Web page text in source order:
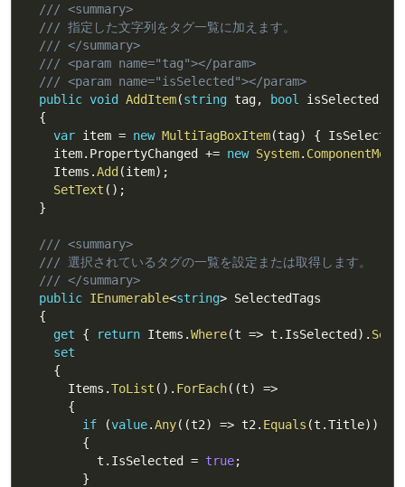
/// <summary>
/// 指定した文字列をタグ一覧に加えます。
/// </summary>
/// <param name="tag"></param>
/// <param name="isSelected"></param>
public void AddItem(string tag, bool isSelected
{
var item = new MultiTagBoxItem(tag) {
    item
. PropertyChanged += new System.
    Items
.Add (item) ;
SetText ( ) ;
}
/// <summary>
/// 選択されているタグの一覧を設定または取得します。
/// </summary>
public IEnumerable<string> SelectedTags
{
get
{ return Items .Where(t => t . IsSelected ) .
set
{
      Items
.ToList ( ) . ForEach( (t)
=>
{
if
(value.Any( (t2) => t2 . Equals (t .Title) )
{
          t
. IsSelected = true;
}